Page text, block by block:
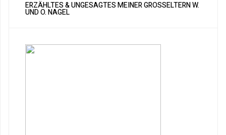
ERZÄHLTES & UNGESAGTES MEINER GROSSELTERN W. U
ND O. NAGEL